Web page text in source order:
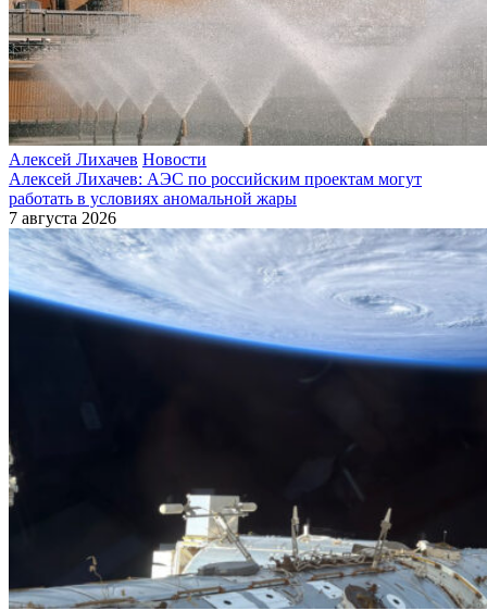
Алексей Лихачев Новости
Алексей Лихачев: АЭС по российским проектам могут
работать в условиях аномальной жары
7 августа 2026